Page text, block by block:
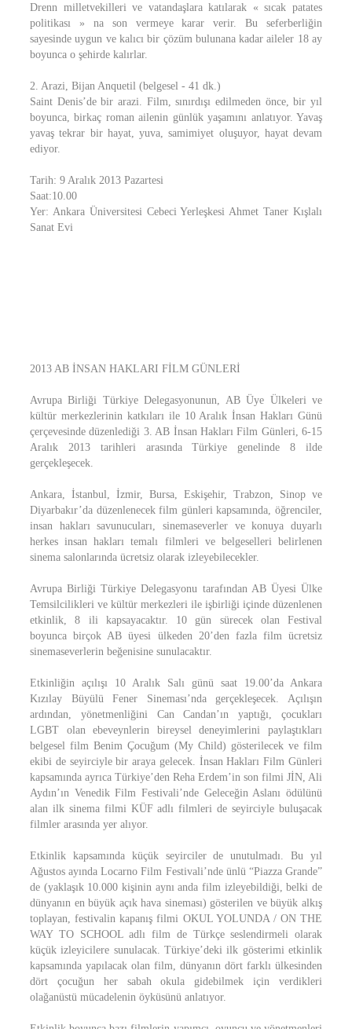
Drenn milletvekilleri ve vatandaşlara katılarak « sıcak patates
politikası » na son vermeye karar verir. Bu seferberliğin
sayesinde uygun ve kalıcı bir çözüm bulunana kadar aileler 18 ay
boyunca o şehirde kalırlar.
2. Arazi, Bijan Anquetil (belgesel - 41 dk.)
Saint Denis’de bir arazi. Film, sınırdışı edilmeden önce, bir yıl
boyunca, birkaç roman ailenin günlük yaşamını anlatıyor. Yavaş
yavaş tekrar bir hayat, yuva, samimiyet oluşuyor, hayat devam
ediyor.
Tarih: 9 Aralık 2013 Pazartesi
Saat:10.00
Yer: Ankara Üniversitesi Cebeci Yerleşkesi Ahmet Taner Kışlalı
Sanat Evi
2013 AB İNSAN HAKLARI FİLM GÜNLERİ
Avrupa Birliği Türkiye Delegasyonunun, AB Üye Ülkeleri ve
kültür merkezlerinin katkıları ile 10 Aralık İnsan Hakları Günü
çerçevesinde düzenlediği 3. AB İnsan Hakları Film Günleri, 6-15
Aralık 2013 tarihleri arasında Türkiye genelinde 8 ilde
gerçekleşecek.
Ankara, İstanbul, İzmir, Bursa, Eskişehir, Trabzon, Sinop ve
Diyarbakır’da düzenlenecek film günleri kapsamında, öğrenciler,
insan hakları savunucuları, sinemaseverler ve konuya duyarlı
herkes insan hakları temalı filmleri ve belgeselleri belirlenen
sinema salonlarında ücretsiz olarak izleyebilecekler.
Avrupa Birliği Türkiye Delegasyonu tarafından AB Üyesi Ülke
Temsilcilikleri ve kültür merkezleri ile işbirliği içinde düzenlenen
etkinlik, 8 ili kapsayacaktır. 10 gün sürecek olan Festival
boyunca birçok AB üyesi ülkeden 20’den fazla film ücretsiz
sinemaseverlerin beğenisine sunulacaktır.
Etkinliğin açılışı 10 Aralık Salı günü saat 19.00’da Ankara
Kızılay Büyülü Fener Sineması’nda gerçekleşecek. Açılışın
ardından, yönetmenliğini Can Candan’ın yaptığı, çocukları
LGBT olan ebeveynlerin bireysel deneyimlerini paylaştıkları
belgesel film Benim Çocuğum (My Child) gösterilecek ve film
ekibi de seyirciyle bir araya gelecek. İnsan Hakları Film Günleri
kapsamında ayrıca Türkiye’den Reha Erdem’in son filmi JİN, Ali
Aydın’ın Venedik Film Festivali’nde Geleceğin Aslanı ödülünü
alan ilk sinema filmi KÜF adlı filmleri de seyirciyle buluşacak
filmler arasında yer alıyor.
Etkinlik kapsamında küçük seyirciler de unutulmadı. Bu yıl
Ağustos ayında Locarno Film Festivali’nde ünlü “Piazza Grande”
de (yaklaşık 10.000 kişinin aynı anda film izleyebildiği, belki de
dünyanın en büyük açık hava sineması) gösterilen ve büyük alkış
toplayan, festivalin kapanış filmi OKUL YOLUNDA / ON THE
WAY TO SCHOOL adlı film de Türkçe seslendirmeli olarak
küçük izleyicilere sunulacak. Türkiye’deki ilk gösterimi etkinlik
kapsamında yapılacak olan film, dünyanın dört farklı ülkesinden
dört çocuğun her sabah okula gidebilmek için verdikleri
olağanüstü mücadelenin öyküsünü anlatıyor.